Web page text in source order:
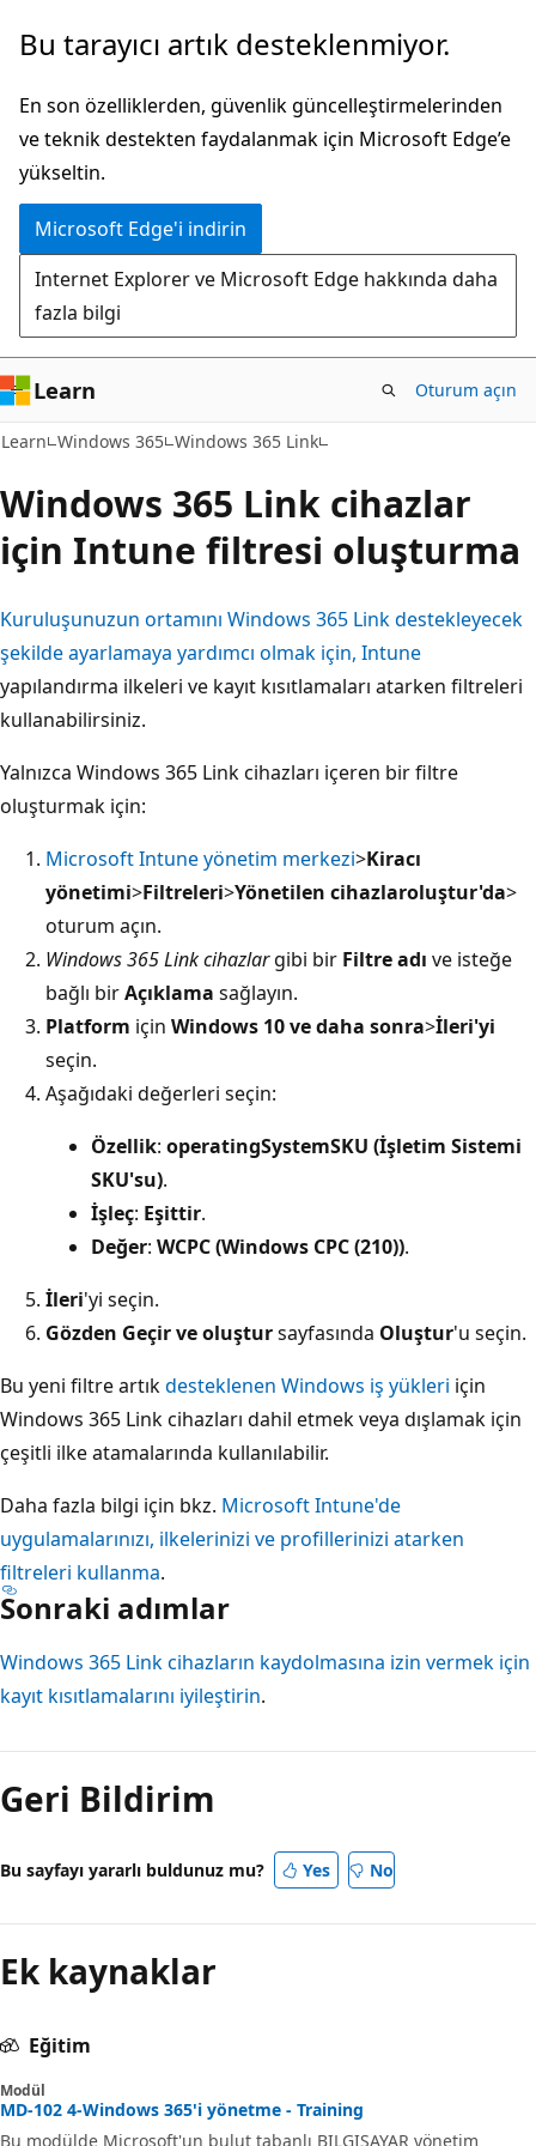
Ana
atla
Bu tarayıcı artık desteklenmiyor.
En son özelliklerden, güvenlik güncelleştirmelerinden
ve teknik destekten faydalanmak için Microsoft Edge’e
yükseltin.
Microsoft Edge'i indirin
Internet Explorer ve Microsoft Edge hakkında daha
fazla bilgi
Learn Oturum açın
Learn Windows 365 Windows 365 Link
Windows 365 Link cihazlar
için Intune filtresi oluşturma
Kuruluşunuzun ortamını Windows 365 Link destekleyecek
şekilde ayarlamaya yardımcı olmak için, Intune
yapılandırma ilkeleri ve kayıt kısıtlamaları atarken filtreleri
kullanabilirsiniz.
Yalnızca Windows 365 Link cihazları içeren bir filtre
oluşturmak için:
Microsoft Intune yönetim merkezi>Kiracı
yönetimi>Filtreleri>Yönetilen cihazlaroluştur'da>
oturum açın.
Windows 365 Link cihazlargibi bir Filtre adı ve isteğe
bağlı birAçıklama sağlayın.
Platform için Windows 10 ve daha sonra>İleri'yi
seçin.
Aşağıdaki değerleri seçin:
Özellik: operatingSystemSKU (İşletim Sistemi
SKU'su).
İşleç: Eşittir.
Değer: WCPC (Windows CPC (210)).
İleri'yi seçin.
Gözden Geçir ve oluştursayfasında Oluştur'u seçin.
Bu yeni filtre artıkdesteklenen Windows iş yükleri için
Windows 365 Link cihazları dahil etmek veya dışlamak için
çeşitli ilke atamalarında kullanılabilir.
Daha fazla bilgi için bkz. Microsoft Intune'de
uygulamalarınızı, ilkelerinizi ve profillerinizi atarken
filtreleri kullanma.
Sonraki adımlar
Windows 365 Link cihazların kaydolmasına izin vermek için
kayıt kısıtlamalarını iyileştirin.
modu
devre
Geri Bildirim
Bu sayfayı yararlı buldunuz mu? Yes No
Ek kaynaklar
Eğitim
Modül
MD-102 4-Windows 365'i yönetme - Training
Bu modülde Microsoft'un bulut tabanlı BILGISAYAR yönetim